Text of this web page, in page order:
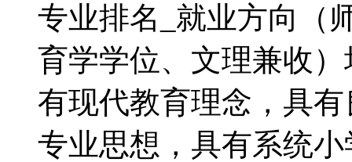
专业排名_就业方向（
育学学位、文理兼收
有现代教育理念，具
专业思想，具有系统